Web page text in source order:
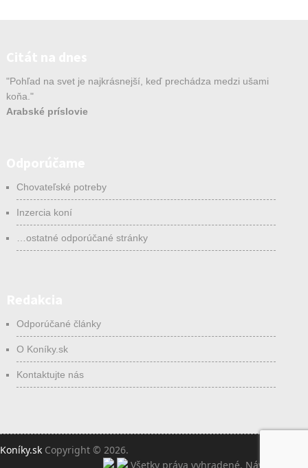
"Pohľad na svet je najkrásnejší, keď prechádza medzi ušami
koňa."
Arabské príslovie
Chovateľské potreby
Inzercia koní
…ostatné odporúčané stránky
Odporúčané články
O Koníky.sk
Kontaktujte nás
Koníky.sk Copyright © 2026.
Všetky práva vyhradené. Návrat hore ↑